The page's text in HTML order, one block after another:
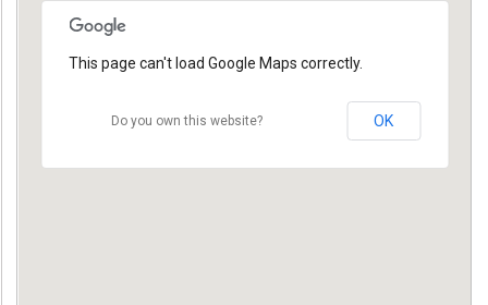
This page can't load Google Maps correctly.
Do you own this website? OK